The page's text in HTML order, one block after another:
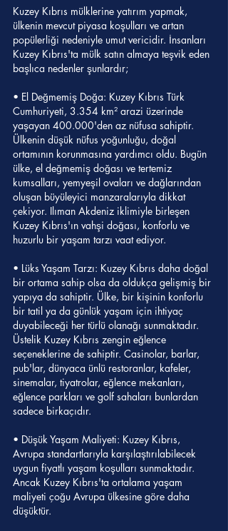
Kuzey Kıbrıs mülklerine yatırım yapmak,
ülkenin mevcut piyasa koşulları ve artan
popülerliği nedeniyle umut vericidir. İnsanları
Kuzey Kıbrıs'ta mülk satın almaya teşvik eden
başlıca nedenler şunlardır;
• El Değmemiş Doğa: Kuzey Kıbrıs Türk
Cumhuriyeti, 3.354 km² arazi üzerinde
yaşayan 400.000'den az nüfusa sahiptir.
Ülkenin düşük nüfus yoğunluğu, doğal
ortamının korunmasına yardımcı oldu. Bugün
ülke, el değmemiş doğası ve tertemiz
kumsalları, yemyeşil ovaları ve dağlarından
oluşan büyüleyici manzaralarıyla dikkat
çekiyor. Ilıman Akdeniz iklimiyle birleşen
Kuzey Kıbrıs'ın vahşi doğası, konforlu ve
huzurlu bir yaşam tarzı vaat ediyor.
• Lüks Yaşam Tarzı: Kuzey Kıbrıs daha doğal
bir ortama sahip olsa da oldukça gelişmiş bir
yapıya da sahiptir. Ülke, bir kişinin konforlu
bir tatil ya da günlük yaşam için ihtiyaç
duyabileceği her türlü olanağı sunmaktadır.
Üstelik Kuzey Kıbrıs zengin eğlence
seçeneklerine de sahiptir. Casinolar, barlar,
pub'lar, dünyaca ünlü restoranlar, kafeler,
sinemalar, tiyatrolar, eğlence mekanları,
eğlence parkları ve golf sahaları bunlardan
sadece birkaçıdır.
• Düşük Yaşam Maliyeti: Kuzey Kıbrıs,
Avrupa standartlarıyla karşılaştırılabilecek
uygun fiyatlı yaşam koşulları sunmaktadır.
Ancak Kuzey Kıbrıs'ta ortalama yaşam
maliyeti çoğu Avrupa ülkesine göre daha
düşüktür.